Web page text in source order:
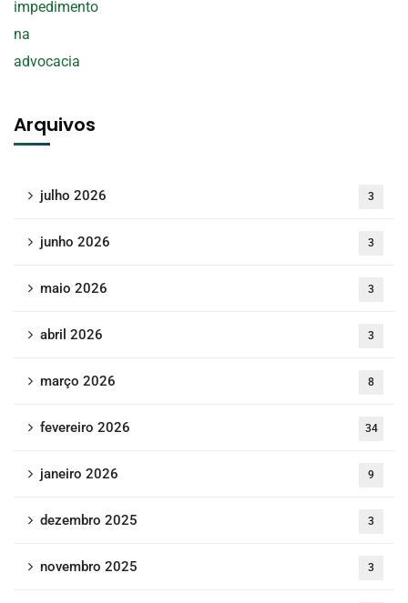
Arquivos
julho 2026 3
junho 2026 3
maio 2026 3
abril 2026 3
março 2026 8
fevereiro 2026 34
janeiro 2026 9
dezembro 2025 3
novembro 2025 3